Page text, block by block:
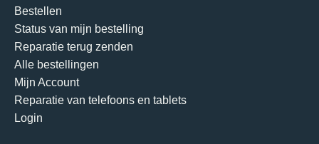
Bestellen
Status van mijn bestelling
Reparatie terug zenden
Alle bestellingen
Mijn Account
Reparatie van telefoons en tablets
Login